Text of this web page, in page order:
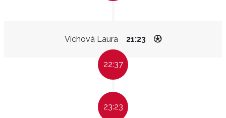
Víchová Laura 21:23
22:37
23:23